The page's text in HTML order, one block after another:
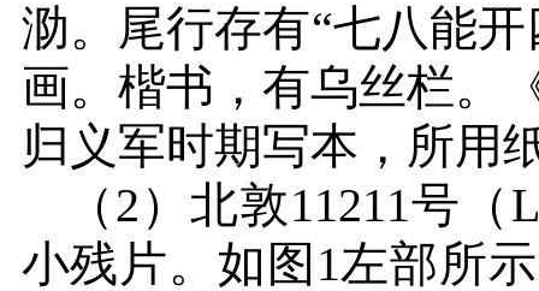
泐。尾行存有“七八能
画。楷书，有乌丝栏。
归义军时期写本，所用
（2 ）北敦11211号（
小残片。如图 1左部所